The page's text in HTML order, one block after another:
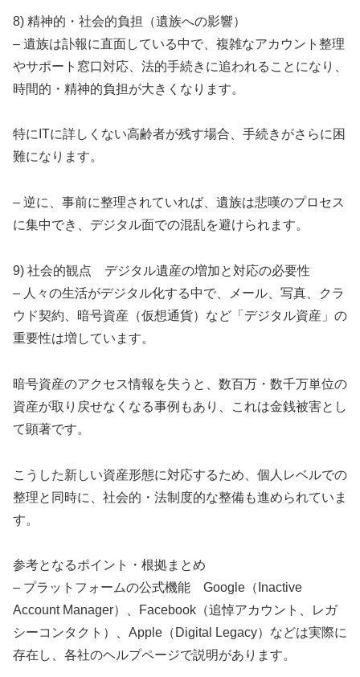
8) 精神的・社会的負担（遺族への影響）
– 遺族は訃報に直面している中で、複雑なアカウント整理
やサポート窓口対応、法的手続きに追われることになり、
時間的・精神的負担が大きくなります。
特にITに詳しくない高齢者が残す場合、手続きがさらに困
難になります。
– 逆に、事前に整理されていれば、遺族は悲嘆のプロセス
に集中でき、デジタル面での混乱を避けられます。
9) 社会的観点 デジタル遺産の増加と対応の必要性
– 人々の生活がデジタル化する中で、メール、写真、クラ
ウド契約、暗号資産（仮想通貨）など「デジタル資産」の
重要性は増しています。
暗号資産のアクセス情報を失うと、数百万・数千万単位の
資産が取り戻せなくなる事例もあり、これは金銭被害とし
て顕著です。
こうした新しい資産形態に対応するため、個人レベルでの
整理と同時に、社会的・法制度的な整備も進められていま
す。
参考となるポイント・根拠まとめ
– プラットフォームの公式機能 Google（Inactive
Account Manager）、Facebook（追悼アカウント、レガ
シーコンタクト）、Apple（Digital Legacy）などは実際に
存在し、各社のヘルプページで説明があります。